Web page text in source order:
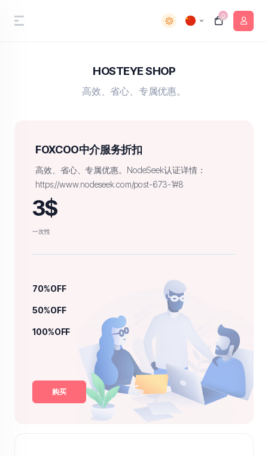
0
HOSTEYE SHOP
高效、省心、专属优惠。
FOXCOO中介服务折扣
高效、省心、专属优惠。NodeSeek认证详情：
https://www.nodeseek.com/post-673-1#8
3$
一次性
70%OFF
50%OFF
100%OFF
购买